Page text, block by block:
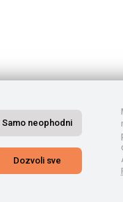
s Vama posle izvršene
Ne garantujemo
u vezi sa procesom kupovine.
Samo neophodni
Dozvoli sve